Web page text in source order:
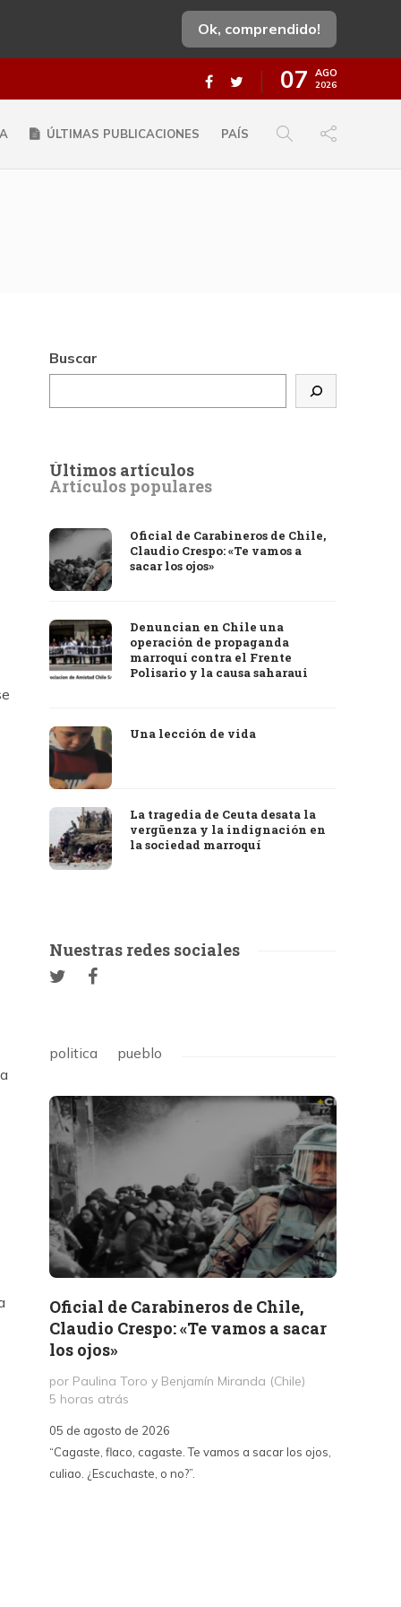
Ok, comprendido!
07 AGO
2026
ÚLTIMAS PUBLICACIONES PAÍS
Buscar
Últimos artículos
Artículos populares
Oficial de Carabineros de Chile,
Claudio Crespo: «Te vamos a
sacar los ojos»
Denuncian en Chile una
operación de propaganda
marroquí contra el Frente
Polisario y la causa saharaui
Una lección de vida
La tragedia de Ceuta desata la
vergüenza y la indignación en
la sociedad marroquí
Nuestras redes sociales
politica pueblo
Oficial de Carabineros de Chile,
Claudio Crespo: «Te vamos a sacar
los ojos»
por Paulina Toro y Benjamín Miranda (Chile)
5 horas atrás
05 de agosto de 2026
“Cagaste, flaco, cagaste. Te vamos a sacar los ojos,
culiao. ¿Escuchaste, o no?”.